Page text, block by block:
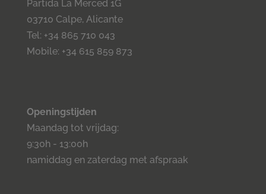
Partida La Merced 1G
03710 Calpe, Alicante
Tel: +34 865 710 043
Mobile: +34 615 859 873
Openingstijden
Maandag tot vrijdag:
9:30h - 13:00h
namiddag en zaterdag met afspraak